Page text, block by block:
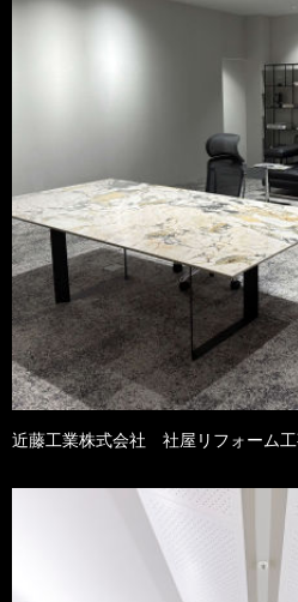
近藤工業株式会社 社屋リフォーム